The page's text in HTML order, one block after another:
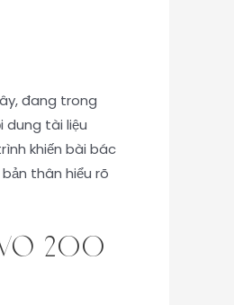
đang trong
dung tài liệu
khiến bài bác
thân hiểu rõ
200